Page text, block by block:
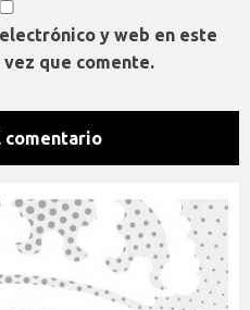
y web en este
que comente.